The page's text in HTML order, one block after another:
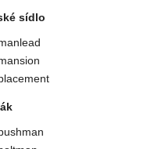
sídlo